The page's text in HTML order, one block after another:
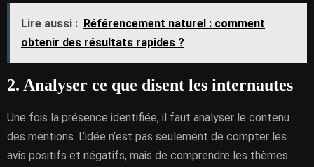
Lire aussi : Référencement naturel : comment
obtenir des résultats rapides ?
2. Analyser ce que disent les internautes
Une fois la présence identifiée, il faut analyser le contenu
des mentions. L’idée n’est pas seulement de compter les
avis positifs et négatifs, mais de comprendre les thèmes